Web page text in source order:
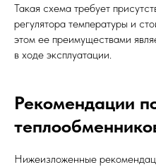
Такая схема требует
регулятора температуры и
этом ее преимуществами
в ходе эксплуатации.
Рекомендации
Нижеизложенные